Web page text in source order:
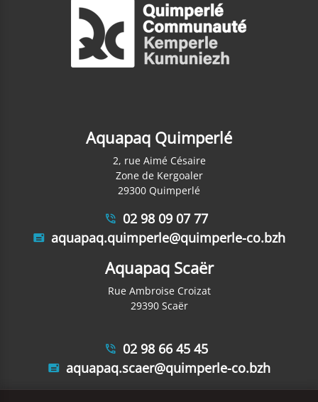
Aquapaq Quimperlé
2, rue Aimé Césaire
Zone de Kergoaler
29300 Quimperlé
02 98 09 07 77
aquapaq.quimperle@quimperle-co.bzh
Aquapaq Scaër
Rue Ambroise Croizat
29390 Scaër
02 98 66 45 45
aquapaq.scaer@quimperle-co.bzh